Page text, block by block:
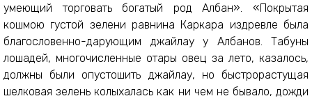
умеющий торговать богатый род Албан». «Покрытая
кошмою густой зелени равнина Каркара издревле была
благословенно-дарующим джайлау у Албанов. Табуны
лошадей, многочисленные отары овец за лето, казалось,
должны были опустошить джайлау, но быстрорастущая
шелковая зелень колыхалась как ни чем не бывало, дожди